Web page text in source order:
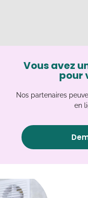
Vous avez
pour
Nos partenaires
en